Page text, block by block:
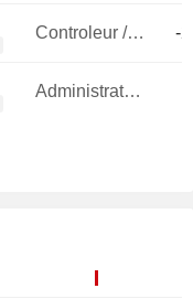
Controleur / auditeur -
Administrateur